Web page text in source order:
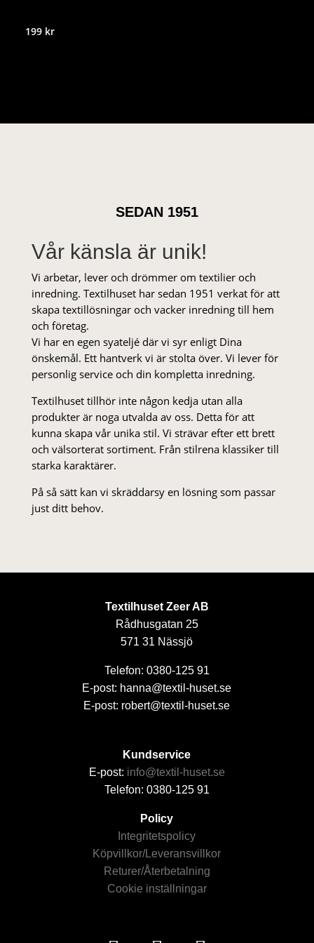
199 kr
SEDAN 1951
Vår känsla är unik!
Vi arbetar, lever och drömmer om textilier och
inredning. Textilhuset har sedan 1951 verkat för att
skapa textillösningar och vacker inredning till hem
och företag.
Vi har en egen syateljé där vi syr enligt Dina
önskemål. Ett hantverk vi är stolta över. Vi lever för
personlig service och din kompletta inredning.
Textilhuset tillhör inte någon kedja utan alla
produkter är noga utvalda av oss. Detta för att
kunna skapa vår unika stil. Vi strä­var efter ett brett
och välsorterat sor­ti­ment. Från stil­rena klas­siker till
starka karaktärer.
På så sätt kan vi skräddarsy en lösning som passar
just ditt behov.
Textilhuset Zeer AB
Rådhusgatan 25
571 31 Nässjö
Telefon: 0380-125 91
E-post: hanna@textil-huset.se
E-post: robert@textil-huset.se
Kundservice
E-post: info@textil-huset.se
Telefon: 0380-125 91
Policy
Integritetspolicy
Köpvillkor/Leveransvillkor
Returer/Återbetalning
Cookie inställningar